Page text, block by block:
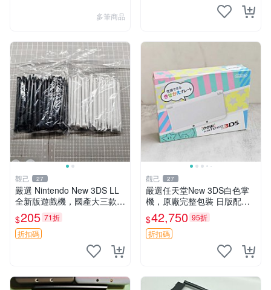
多筆商品
觀己 27
嚴選 Nintendo New 3DS LL
全新版遊戲機，國產大三款，
超值推薦！4.5吋彩色螢幕，
輕巧便攜，適合收藏。New 3
DS LL 遊戲機 新
$205 71折
折扣碼
觀己 27
嚴選任天堂New 3DS白色掌
機，原廠完整包裝 日版配齊
新小三 全套 白色掌機 Ninten
do 掌機配件
$42,750 95折
折扣碼